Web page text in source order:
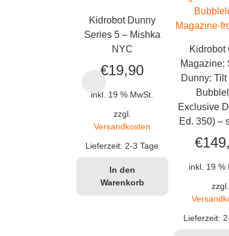
Kidrobot Dunny
Series 5 – Mishka
NYC
€19,90
inkl. 19 % MwSt.
zzgl.
Versandkosten
Lieferzeit: 2-3 Tage
In den
Warenkorb
Kidrobot
Magazine:
Dunny:
Exclusive
Ed. 350) –
€
inkl. 19 %
zzgl.
Lieferzeit: